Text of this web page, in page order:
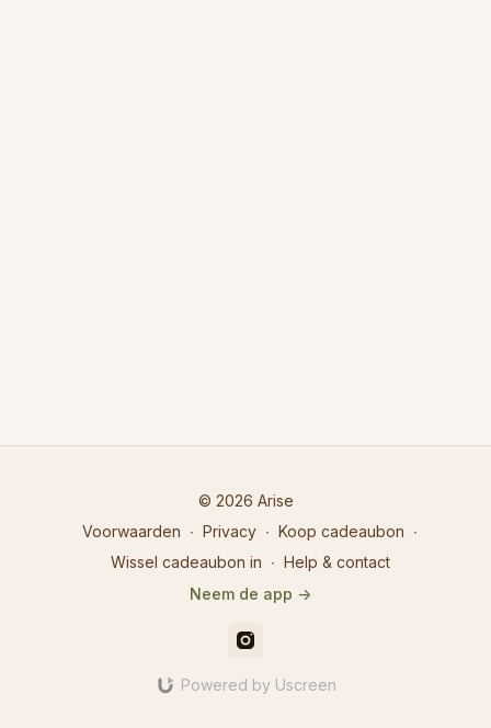
© 2026 Arise
Voorwaarden ∙ Privacy ∙ Koop cadeaubon ∙
Wissel cadeaubon in ∙ Help & contact
Neem de app ->
Powered by Uscreen